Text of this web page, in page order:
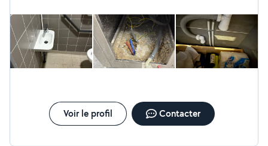
Voir le profil Contacter